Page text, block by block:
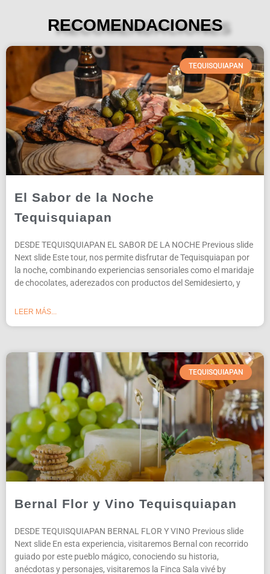
RECOMENDACIONES
TEQUISQUIAPAN
El Sabor de la Noche
Tequisquiapan
DESDE TEQUISQUIAPAN EL SABOR DE LA NOCHE Previous slide
Next slide Este tour, nos permite disfrutar de Tequisquiapan por
la noche, combinando experiencias sensoriales como el maridaje
de chocolates, aderezados con productos del Semidesierto, y
LEER MÁS...
TEQUISQUIAPAN
Bernal Flor y Vino Tequisquiapan
DESDE TEQUISQUIAPAN BERNAL FLOR Y VINO Previous slide
Next slide En esta experiencia, visitaremos Bernal con recorrido
guiado por este pueblo mágico, conociendo su historia,
anécdotas y personajes, visitaremos la Finca Sala vivé by